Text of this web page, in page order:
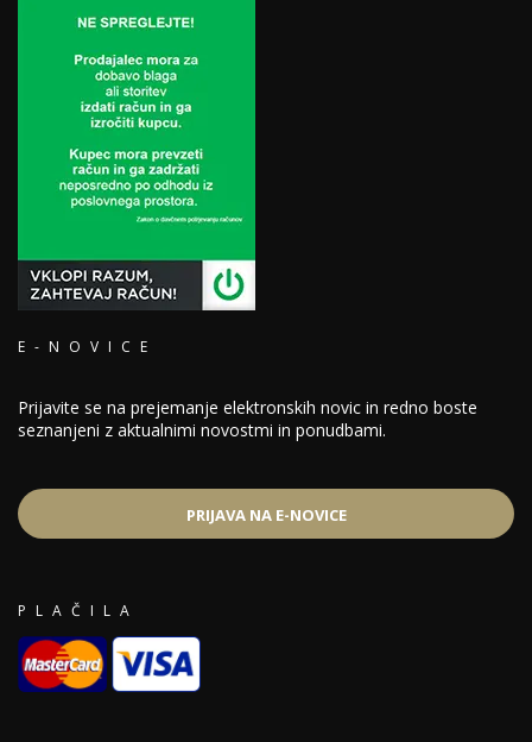
E-NOVICE
Prijavite se na prejemanje elektronskih novic in redno boste
seznanjeni z aktualnimi novostmi in ponudbami.
PRIJAVA NA E-NOVICE
PLAČILA